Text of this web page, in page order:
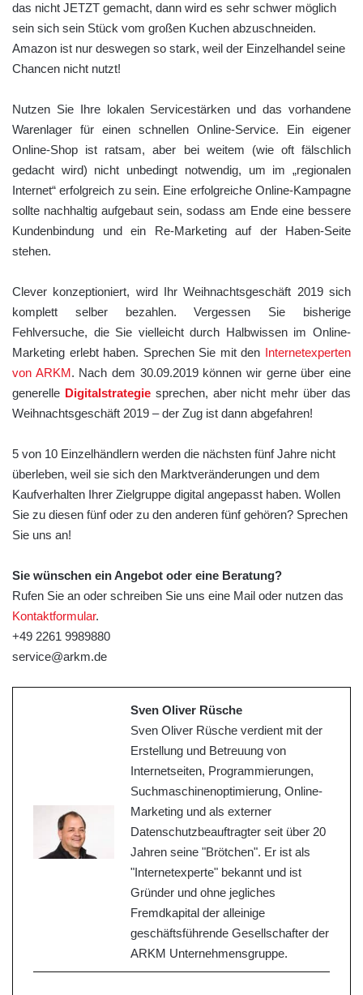
das nicht JETZT gemacht, dann wird es sehr schwer möglich
sein sich sein Stück vom großen Kuchen abzuschneiden.
Amazon ist nur deswegen so stark, weil der Einzelhandel seine
Chancen nicht nutzt!
Nutzen Sie Ihre lokalen Servicestärken und das vorhandene
Warenlager für einen schnellen Online-Service. Ein eigener
Online-Shop ist ratsam, aber bei weitem (wie oft fälschlich
gedacht wird) nicht unbedingt notwendig, um im „regionalen
Internet“ erfolgreich zu sein. Eine erfolgreiche Online-Kampagne
sollte nachhaltig aufgebaut sein, sodass am Ende eine bessere
Kundenbindung und ein Re-Marketing auf der Haben-Seite
stehen.
Clever konzeptioniert, wird Ihr Weihnachtsgeschäft 2019 sich
komplett selber bezahlen. Vergessen Sie bisherige
Fehlversuche, die Sie vielleicht durch Halbwissen im Online-
Marketing erlebt haben. Sprechen Sie mit den Internetexperten
von ARKM. Nach dem 30.09.2019 können wir gerne über eine
generelle Digitalstrategiesprechen, aber nicht mehr über das
Weihnachtsgeschäft 2019 – der Zug ist dann abgefahren!
5 von 10 Einzelhändlern werden die nächsten fünf Jahre nicht
überleben, weil sie sich den Marktveränderungen und dem
Kaufverhalten Ihrer Zielgruppe digital angepasst haben. Wollen
Sie zu diesen fünf oder zu den anderen fünf gehören? Sprechen
Sie uns an!
Sie wünschen ein Angebot oder eine Beratung?
Rufen Sie an oder schreiben Sie uns eine Mail oder nutzen das
Kontaktformular.
+49 2261 9989880
service@arkm.de
Sven Oliver Rüsche
Sven Oliver Rüsche verdient mit der
Erstellung und Betreuung von
Internetseiten, Programmierungen,
Suchmaschinenoptimierung, Online-
Marketing und als externer
Datenschutzbeauftragter seit über 20
Jahren seine "Brötchen". Er ist als
"Internetexperte" bekannt und ist
Gründer und ohne jegliches
Fremdkapital der alleinige
geschäftsführende Gesellschafter der
ARKM Unternehmensgruppe.